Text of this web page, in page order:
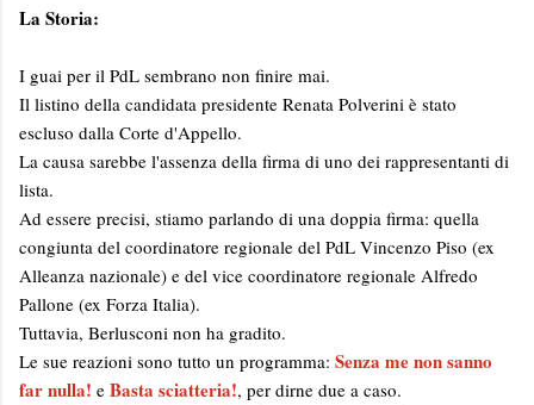
La Storia:
I guai per il PdL sembrano non finire mai.
Il listino della candidata presidente Renata Polverini è stato
escluso dalla Corte d'Appello.
La causa sarebbe l'assenza della firma di uno dei rappresentanti di
lista.
Ad essere precisi, stiamo parlando di una doppia firma: quella
congiunta del coordinatore regionale del PdL Vincenzo Piso (ex
Alleanza nazionale) e del vice coordinatore regionale Alfredo
Pallone (ex Forza Italia).
Tuttavia, Berlusconi non ha gradito.
Le sue reazioni sono tutto un programma: Senza me non sanno
far nulla! e Basta sciatteria!, per dirne due a caso.